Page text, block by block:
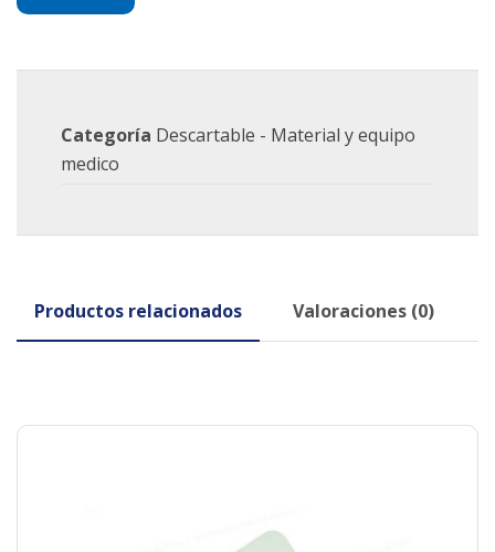
Categoría Descartable - Material y equipo
medico
Productos relacionados Valoraciones (0)